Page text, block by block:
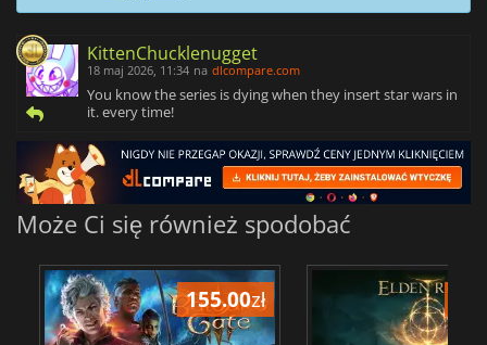
KittenChucklenugget
18 maj 2026, 11:34 na dlcompare.com
You know the series is dying when they insert star wars in
it. every time!
Może Ci się również spodobać
155.00zł